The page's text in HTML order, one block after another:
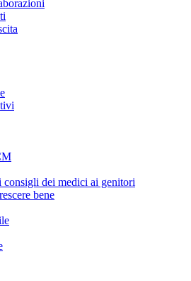
consigli dei medici ai genitori
bene